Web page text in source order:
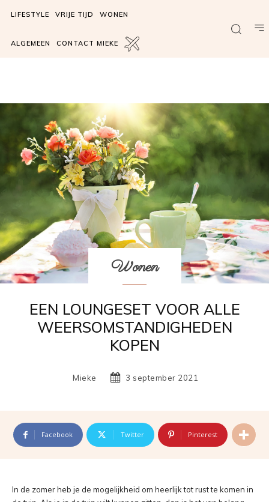
LIFESTYLE VRIJE TIJD WONEN
ALGEMEEN CONTACT MIEKE
Wonen
EEN LOUNGESET VOOR ALLE
WEERSOMSTANDIGHEDEN
KOPEN
Mieke 3 september 2021
Facebook Twitter Pinterest
In de zomer heb je de mogelijkheid om heerlijk tot rust te komen in